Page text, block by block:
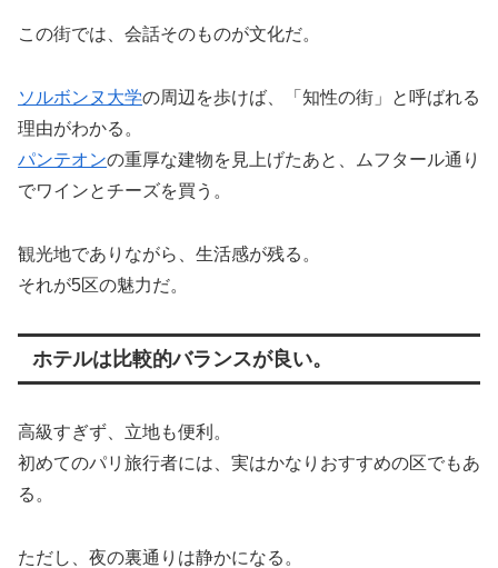
この街では、会話そのものが文化だ。
ソルボンヌ大学の周辺を歩けば、「知性の街」と呼ばれる
理由がわかる。
パンテオンの重厚な建物を見上げたあと、ムフタール通り
でワインとチーズを買う。
観光地でありながら、生活感が残る。
それが5区の魅力だ。
ホテルは比較的バランスが良い。
高級すぎず、立地も便利。
初めてのパリ旅行者には、実はかなりおすすめの区でもあ
る。
ただし、夜の裏通りは静かになる。